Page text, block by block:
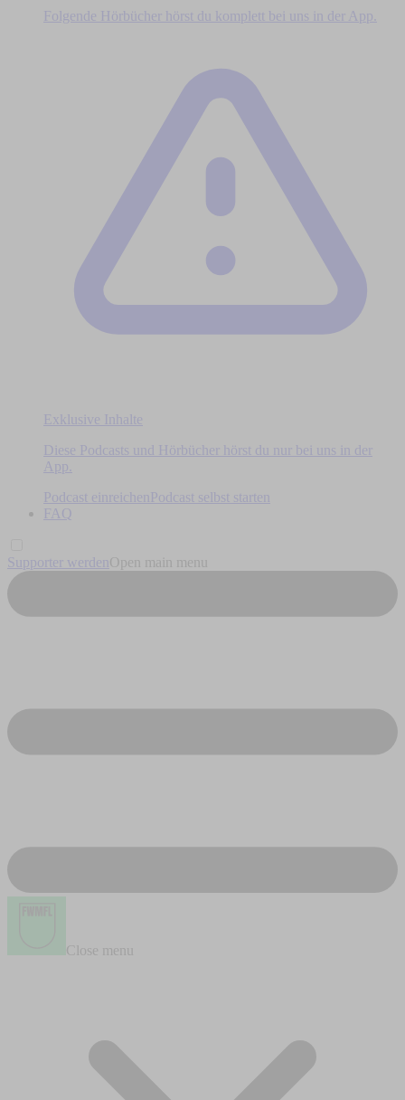
Folgende Hörbücher hörst du komplett bei uns in der App.
Exklusive Inhalte
Diese Podcasts und Hörbücher hörst du nur bei uns in der
App.
Podcast einreichen
Podcast selbst starten
FAQ
Supporter werden Open main menu
Close menu